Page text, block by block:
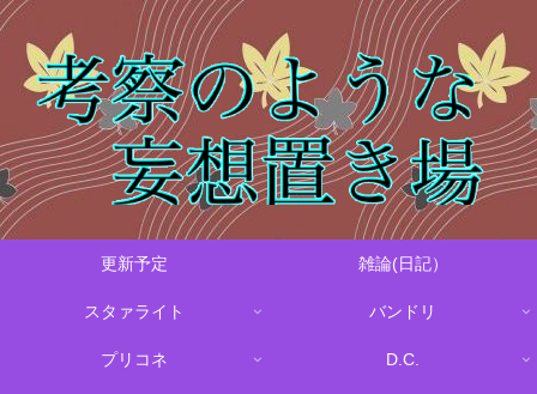
更新予定 雑論(日記）
スタァライト バンドリ
プリコネ D.C.